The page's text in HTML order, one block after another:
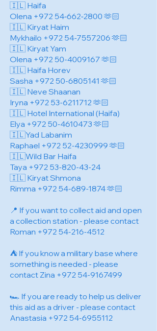
🇮🇱 Haifa
Olena +972 54‑662‑2800 🫶🏻
🇮🇱 Kiryat Haim
Mykhailo +972 54-7557206 🫶🏻
🇮🇱 Kiryat Yam
Olena +972 50-4009167 🫶🏻
🇮🇱 Haifa Horev
Sasha +972 50-6805141 🫶🏻
🇮🇱 Neve Shaanan
Iryna +972 53-6211712 🫶🏻
🇮🇱 Hotel International (Haifa)
Elya +972 50-4610473 🫶🏻
🇮🇱Yad Labanim
Raphael +972 52-4230999 🫶🏻
🇮🇱Wild Bar Haifa
Taya +972 53-820-43-24
🇮🇱 Kiryat Shmona
Rimma +972 54-689-1874🫶🏻
📍 If you want to collect aid and open
a collection station - please contact
Roman +972 54-216-4512
⛺️ If you know a military base where
something is needed - please
contact Zina +972 54-9167499
🏎️ If you are ready to help us deliver
this aid as a driver - please contact
Anastasia +972 54-6955112